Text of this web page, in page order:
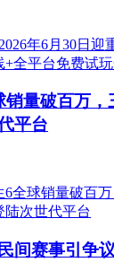
销量破百万
平台
间赛事引争